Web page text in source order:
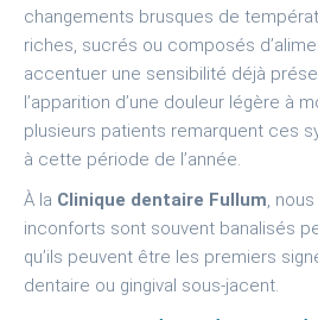
changements brusques de
riches, sucrés ou composés
accentuer une sensibilité déjà
l’apparition d’une douleur légère à
plusieurs patients remarquent ces
à cette période de l’année.
À la Clinique dentaire Fullum,
inconforts sont souvent banalisés
qu’ils peuvent être les premiers
dentaire ou gingival sous-jacent.